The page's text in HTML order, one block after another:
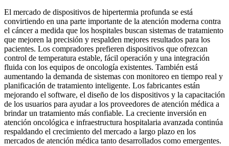
El mercado de dispositivos de hipertermia profunda se está
convirtiendo en una parte importante de la atención moderna contra
el cáncer a medida que los hospitales buscan sistemas de tratamiento
que mejoren la precisión y respalden mejores resultados para los
pacientes. Los compradores prefieren dispositivos que ofrezcan
control de temperatura estable, fácil operación y una integración
fluida con los equipos de oncología existentes. También está
aumentando la demanda de sistemas con monitoreo en tiempo real y
planificación de tratamiento inteligente. Los fabricantes están
mejorando el software, el diseño de los dispositivos y la capacitación
de los usuarios para ayudar a los proveedores de atención médica a
brindar un tratamiento más confiable. La creciente inversión en
atención oncológica e infraestructura hospitalaria avanzada continúa
respaldando el crecimiento del mercado a largo plazo en los
mercados de atención médica tanto desarrollados como emergentes.